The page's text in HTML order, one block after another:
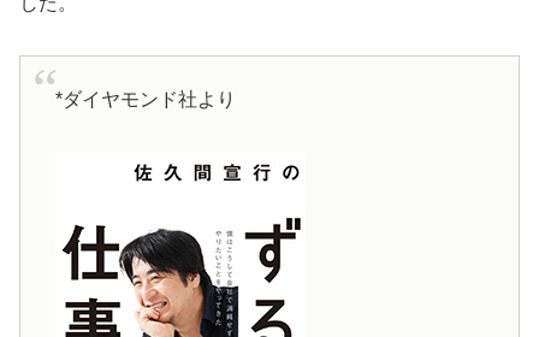
*ダイヤモンド社より